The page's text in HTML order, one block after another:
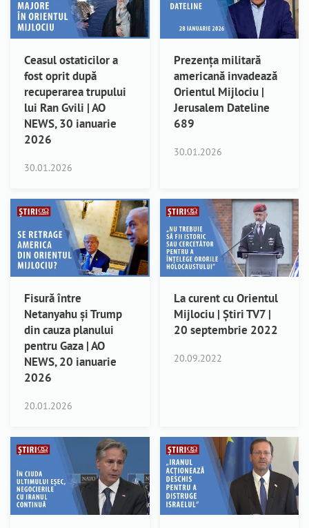
Ceasul ostaticilor a
fost oprit după
recuperarea trupului
lui Ran Gvili | AO
NEWS, 30 ianuarie
2026
30.01.2026
Prezența militară
americană invadează
Orientul Mijlociu |
Jerusalem Dateline
689
30.01.2026
Fisură între
Netanyahu și Trump
din cauza planului
pentru Gaza | AO
NEWS, 20 ianuarie
2026
20.01.2026
La curent cu Orientul
Mijlociu | Știri TV7 |
20 septembrie 2022
20.09.2022